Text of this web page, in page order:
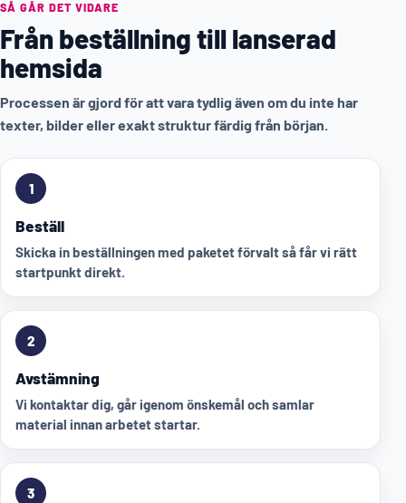
SÅ GÅR DET VIDARE
Från beställning till lanserad
hemsida
Processen är gjord för att vara tydlig även om du inte har
texter, bilder eller exakt struktur färdig från början.
1
Beställ
Skicka in beställningen med paketet förvalt så får vi rätt
startpunkt direkt.
2
Avstämning
Vi kontaktar dig, går igenom önskemål och samlar
material innan arbetet startar.
3